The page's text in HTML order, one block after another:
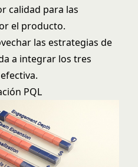
calidad para las
el producto.
las estrategias de
a integrar los tres
PQL